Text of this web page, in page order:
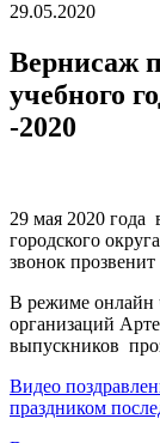
29.05.2020
Вернисаж
учебного
-2020
29 мая 2020 года
городского
звонок
В режиме онлайн
организаций
выпускников
Видео
праздником